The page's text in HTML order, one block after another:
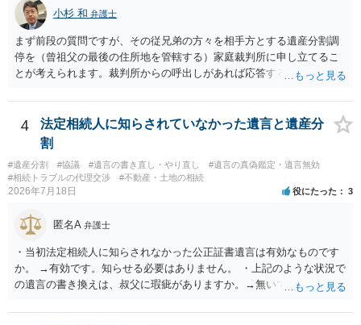
小杉 和 弁護士
まず前段の質問ですが、その従兄弟の方々を相手方とする遺産分割調
停を（曾祖父の最後の住所地を管轄する）家庭裁判所に申し立てるこ
とが考えられます。裁判所からの呼出しがあれば応答する可能性がま
能と思われます。時間が思った以上にないので必要書類をてきぱきと
揃える必要があります。その点是非御注意ください。
4
法定相続人に知らされていなかった遺言と遺産分
割
#遺産分割 #協議 #遺言の書き直し・やり直し
#遺言の真偽鑑定・遺言無効
#相続トラブルの代理交渉
#不動産・土地の相続
2026年7月18日 役にたった 3
匿名A 弁護士
・当初法定相続人に知らされなかった公正証書遺言は有効なものです
か。 →有効です。知らせる必要はありません。 ・上記のような状況で
の遺言の書き換えは、叔父に瑕疵がありますか。→無いです。 ・分割
ますか。 →本人が自由に決められますので、どこが妥当とは言えない